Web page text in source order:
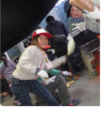
合もあります。ご了
で、自然体験共学セ